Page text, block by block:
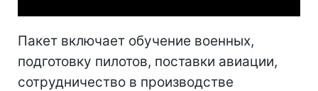
Пакет включает обучение военных,
подготовку пилотов, поставки авиации,
сотрудничество в производстве